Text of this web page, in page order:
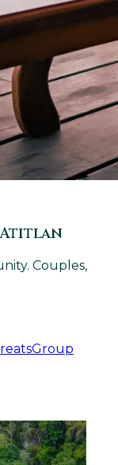
Atitlan
Couples,
Group